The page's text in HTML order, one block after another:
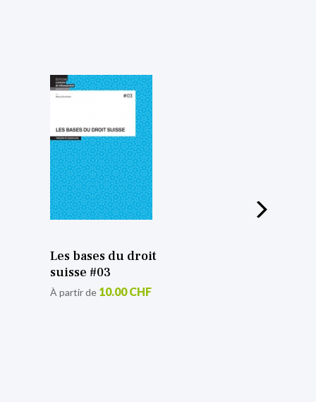
Les bases du droit
suisse #03
À partir de 10.00 CHF